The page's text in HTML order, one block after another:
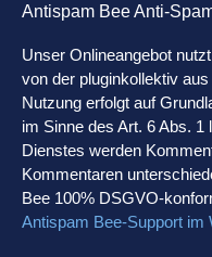
Antispam Bee Anti-
Unser Onlineangebot
von der pluginkollektiv
Nutzung erfolgt auf
im Sinne des Art. 6 Abs.
Dienstes werden
Kommentaren
Bee 100% DSGVO-
Antispam Bee-Support im